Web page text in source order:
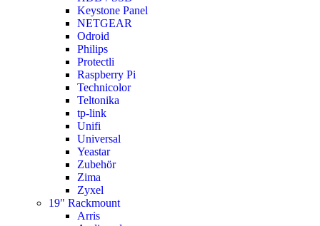
Keystone Panel
NETGEAR
Odroid
Philips
Protectli
Raspberry Pi
Technicolor
Teltonika
tp-link
Unifi
Universal
Yeastar
Zubehör
Zima
Zyxel
19" Rackmount
Arris